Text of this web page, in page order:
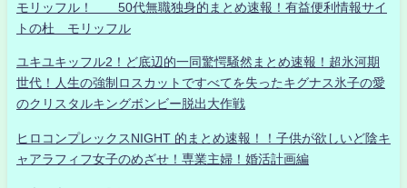
モリッフル！ 50代無職独身的まとめ速報！有益便利情報サイ
トの杜 モリッフル
ユキユキッフル2！ど底辺的一同驚愕騒然まとめ速報！超氷河期
世代！人生の強制ロスカットですべてを失ったキグナス氷子の愛
のクリスタルキングボンビー脱出大作戦
ヒロコンプレックスNIGHT 的まとめ速報！！子供が欲しいど陰キ
ャアラフィフ女子のめざせ！専業主婦！婚活計画編